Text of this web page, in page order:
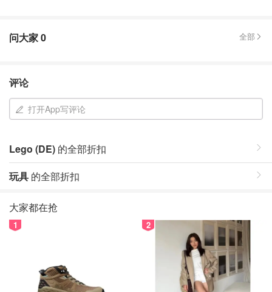
问大家0 全部
评论
打开App写评论
Lego (DE) 的全部折扣
玩具 的全部折扣
大家都在抢
1 2